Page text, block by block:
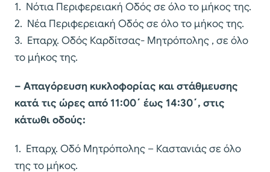
1. Νότια Περιφερειακή Οδός σε όλο το μήκος της.
2. Νέα Περιφερειακή Οδός σε όλο το μήκος της.
3. Επαρχ. Οδός Καρδίτσας- Μητρόπολης , σε όλο
το μήκος της.
– Απαγόρευση κυκλοφορίας και στάθμευσης
κατά τις ώρες από 11:00΄ έως 14:30΄, στις
κάτωθι οδούς:
1. Επαρχ. Οδό Μητρόπολης – Καστανιάς σε όλο
της το μήκος.